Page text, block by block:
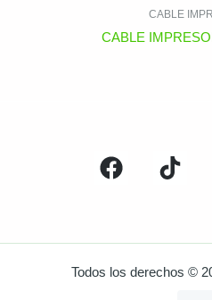
CABLE
CABLE
Todos los derechos ©